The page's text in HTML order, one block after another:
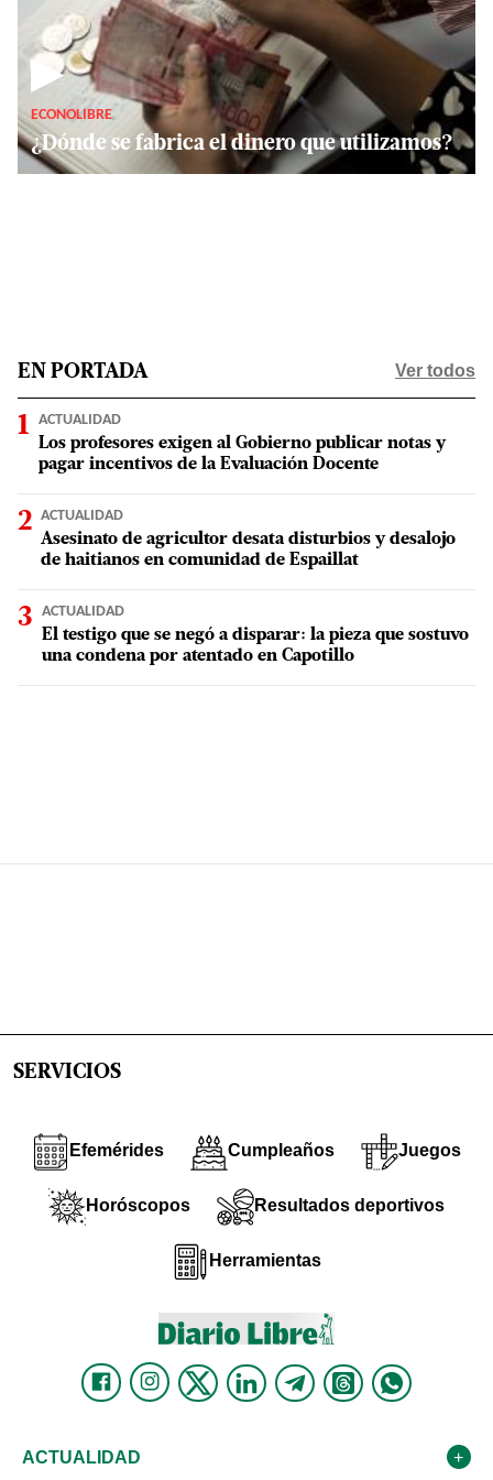
▶
ECONOLIBRE
¿Dónde se fabrica el dinero que utilizamos?
EN PORTADA Ver todos
ACTUALIDAD
Los profesores exigen al Gobierno publicar notas y
pagar incentivos de la Evaluación Docente
ACTUALIDAD
Asesinato de agricultor desata disturbios y desalojo
de haitianos en comunidad de Espaillat
ACTUALIDAD
El testigo que se negó a disparar: la pieza que sostuvo
una condena por atentado en Capotillo
SERVICIOS
Efemérides Cumpleaños Juegos
Horóscopos Resultados deportivos
Herramientas
ACTUALIDAD